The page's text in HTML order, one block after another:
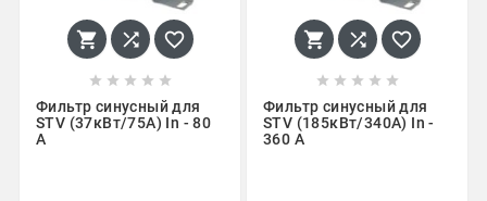
  
    
Фильтр синусный для
STV (37кВт/75A) In - 80
A
  
    
Фильтр синусный для
STV (185кВт/340A) In -
360 A